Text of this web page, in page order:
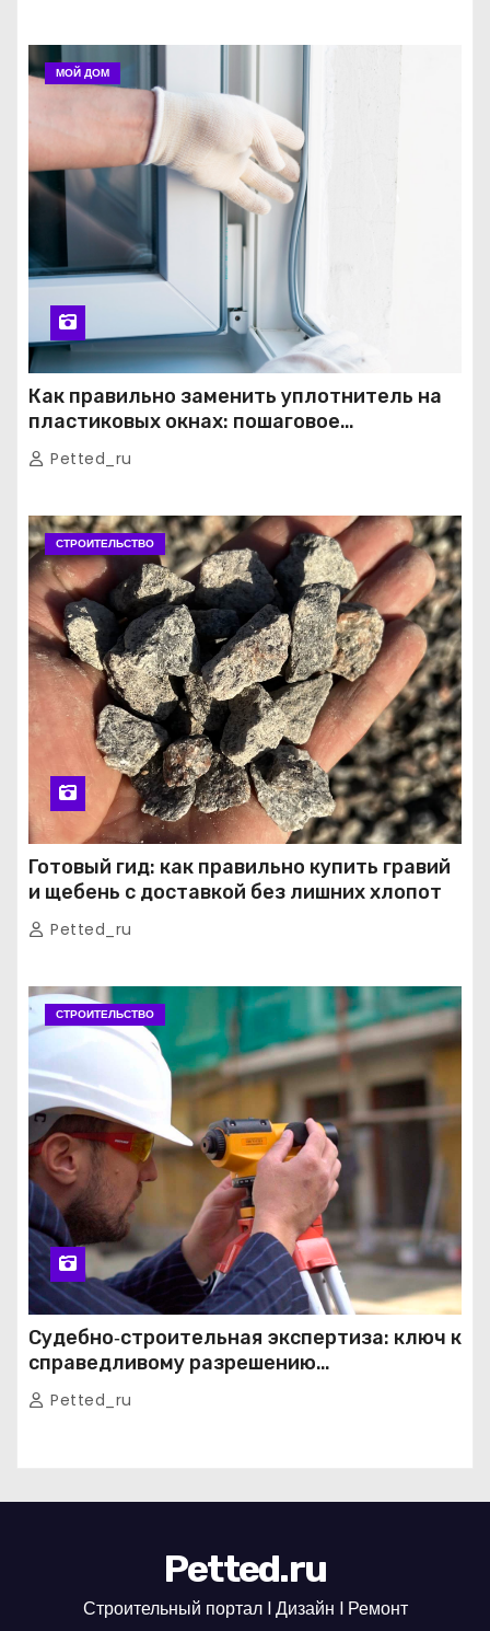
МОЙ ДОМ
Как правильно заменить уплотнитель на
пластиковых окнах: пошаговое
руководство от экспертов
Petted_ru
СТРОИТЕЛЬСТВО
Готовый гид: как правильно купить гравий
и щебень с доставкой без лишних хлопот
Petted_ru
СТРОИТЕЛЬСТВО
Судебно‑строительная экспертиза: ключ к
справедливому разрешению
строительных споров
Petted_ru
Petted.ru
Строительный портал l Дизайн l Ремонт